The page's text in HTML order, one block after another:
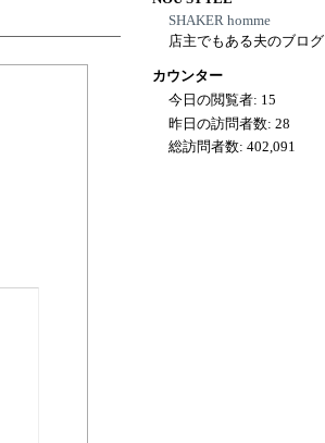
SHAKER homme
店主でもある夫のブログ
カウンター
今日の閲覧者: 15
昨日の訪問者数:28
総訪問者数:402,091